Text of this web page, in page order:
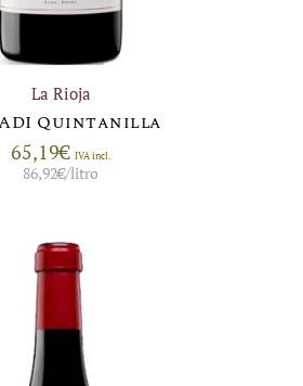
La Rioja
Quintanilla
65,19€ IVA incl.
86,92€/litro